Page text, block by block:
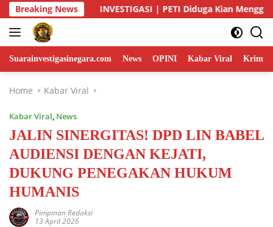
Skip
to
content
Breaking News
| PETI Diduga Kian Menggurita di Gunung Tagin, Siapa yang
Suarainvestigasinegara.com News OPINI Kabar Viral
Home Kabar Viral
Kabar Viral, News
JALIN SINERGITAS! DPD LIN BABEL
AUDIENSI DENGAN KEJATI,
DUKUNG PENEGAKAN HUKUM
HUMANIS
Pimpinan Redaksi
13 April 2026